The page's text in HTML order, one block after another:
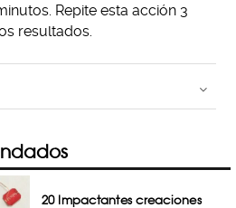
Repite esta acción 3
resultados.
20 Impactantes creaciones